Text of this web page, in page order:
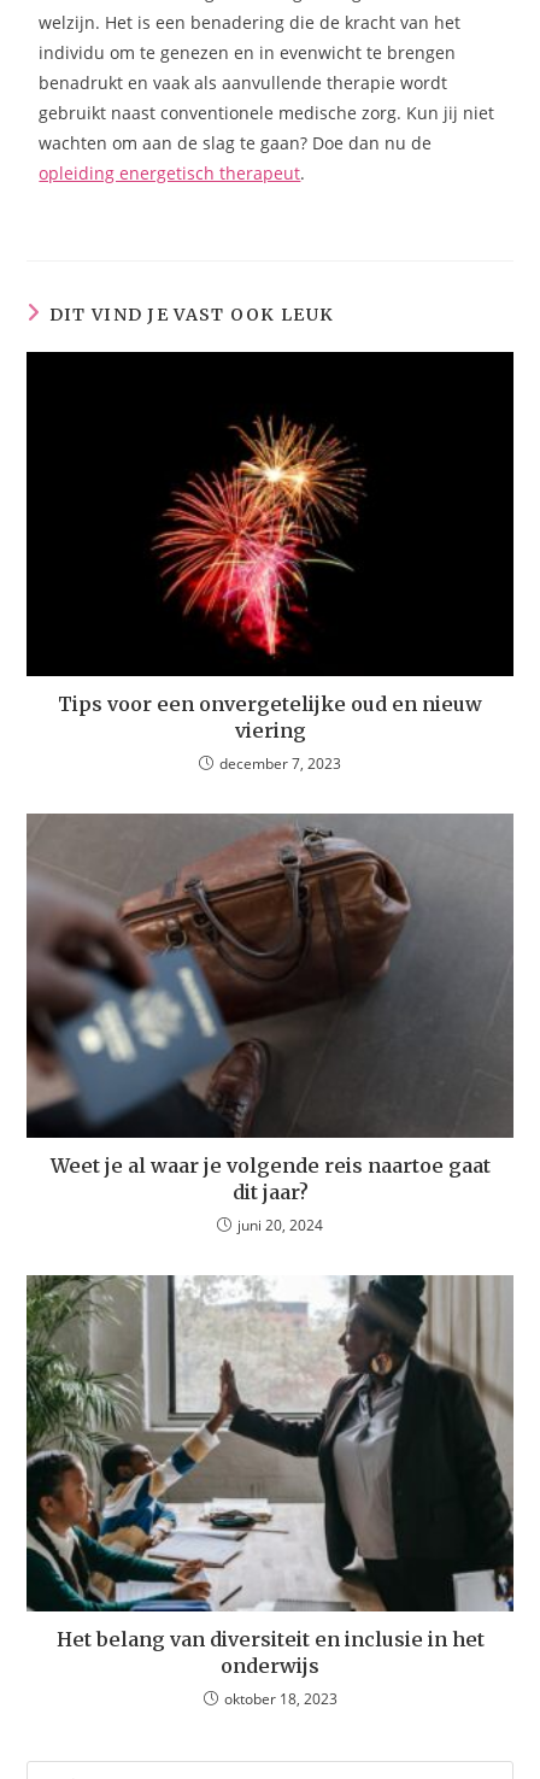
welzijn. Het is een benadering die de kracht van het
individu om te genezen en in evenwicht te brengen
benadrukt en vaak als aanvullende therapie wordt
gebruikt naast conventionele medische zorg. Kun jij niet
wachten om aan de slag te gaan? Doe dan nu de
opleiding energetisch therapeut.
DIT VIND JE VAST OOK LEUK
Tips voor een onvergetelijke oud en nieuw
viering
december 7, 2023
Weet je al waar je volgende reis naartoe gaat
dit jaar?
juni 20, 2024
Het belang van diversiteit en inclusie in het
onderwijs
oktober 18, 2023